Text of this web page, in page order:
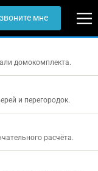
мне
домокомплекта.
и перегородок.
расчёта.